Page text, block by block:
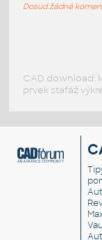
Dosud žádné
CAD download:
prvek stafáž